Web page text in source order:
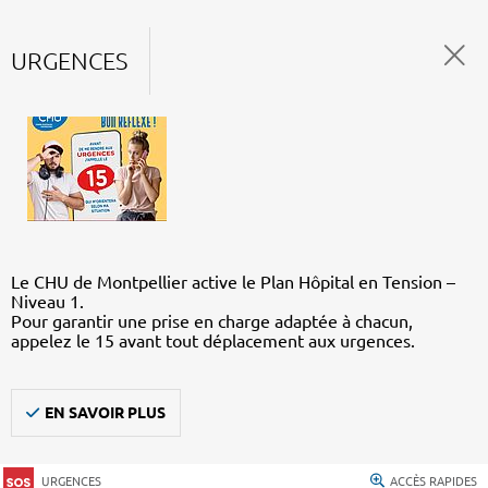
URGENCES
Le CHU de Montpellier active le Plan Hôpital en Tension –
Niveau 1.
Pour garantir une prise en charge adaptée à chacun,
appelez le 15 avant tout déplacement aux urgences.
EN SAVOIR PLUS
URGENCES ACCÈS RAPIDES